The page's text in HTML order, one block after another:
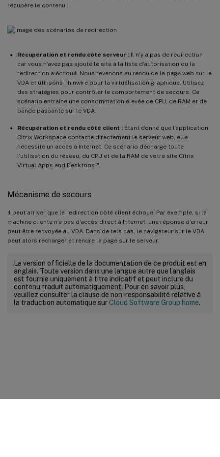
récupère le contenu :
Récupération et rendu côté serveur : Il n’y a pas de redirection
car vous n’avez pas ajouté le site à la liste d’autorisation ou la
redirection a échoué. Nous revenons au rendu de la page web sur le
VDA et utilisons Thinwire pour la virtualisation graphique. Utilisez
des stratégies pour contrôler le comportement de secours. Ce
scénario entraîne une consommation élevée de CPU, de RAM et de
bande passante sur le VDA.
Récupération et rendu côté client : Étant donné que l’application
Citrix Workspace contacte directement le serveur web, elle
nécessite un accès à Internet. Ce scénario décharge toute
l’utilisation du réseau, du CPU et de la RAM de votre site Citrix
Virtual Apps and Desktops ™.
Mécanisme de secours
Il peut arriver que la redirection côté client échoue. Par exemple, si la
machine cliente n’a pas d’accès direct à Internet, une réponse d’erreur
peut être renvoyée au VDA. Dans de tels cas, le navigateur sur le VDA
peut alors recharger et rendre la page sur le serveur.
La version officielle de la documentation de ce produit est en
anglais. Toute version dans une langue autre que l’anglais
est fournie uniquement à titre indicatif et peut inclure du
contenu traduit automatiquement. Pour en savoir plus,
veuillez consulter la clause de non-responsabilité relative à
la traduction automatique surCloud Software Group home.